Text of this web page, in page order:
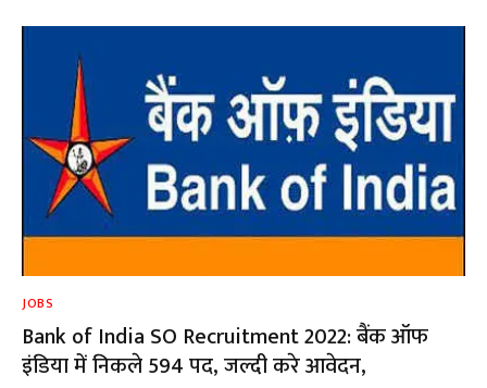
JOBS
Bank of India SO Recruitment 2022: बैंक ऑफ
इंडिया में निकले 594 पद, जल्दी करे आवेदन,